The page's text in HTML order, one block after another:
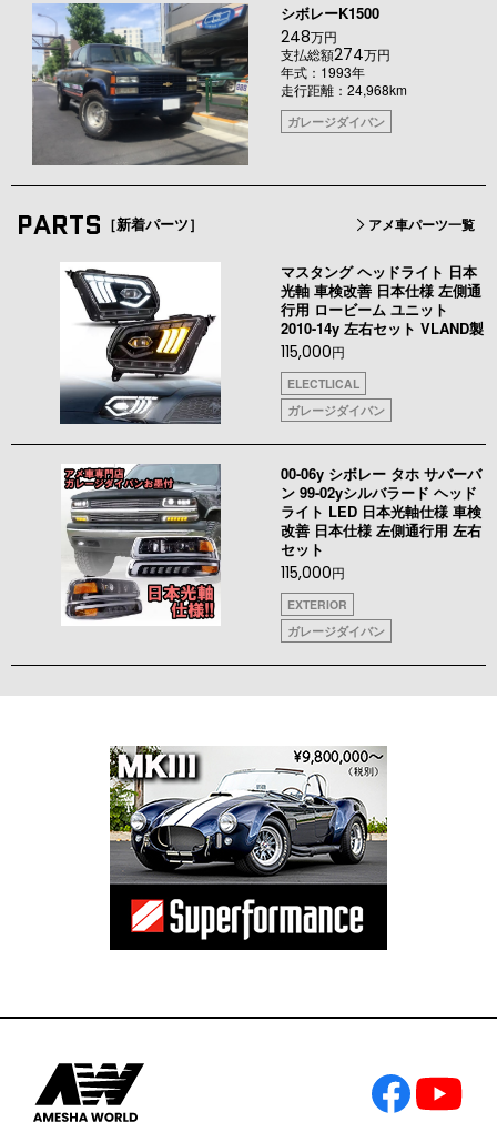
シボレーK1500
248万円
支払総額274万円
年式：1993年
走行距離：24,968km
ガレージダイバン
PARTS ［新着パーツ］ アメ車パーツ一覧
マスタング ヘッドライト 日本
光軸 車検改善 日本仕様 左側通
行用 ロービーム ユニット
2010-14y 左右セット VLAND製
115,000円
ELECTLICAL
ガレージダイバン
00-06y シボレー タホ サバーバ
ン 99-02yシルバラード ヘッド
ライト LED 日本光軸仕様 車検
改善 日本仕様 左側通行用 左右
セット
115,000円
EXTERIOR
ガレージダイバン